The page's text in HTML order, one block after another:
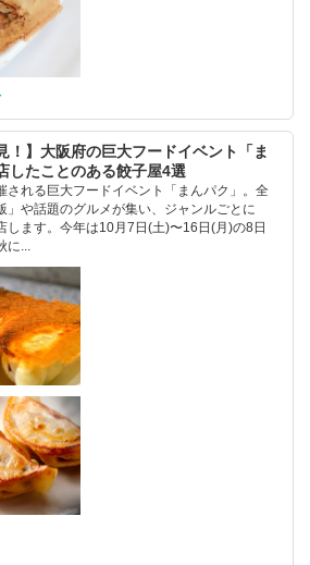
！】大阪府の巨大フードイベント「ま
したことのある餃子屋4選
される巨大フードイベント「まんパク」。全
」や話題のグルメが集い、ジャンルごとに
します。今年は10月7日(土)〜16日(月)の8日
...